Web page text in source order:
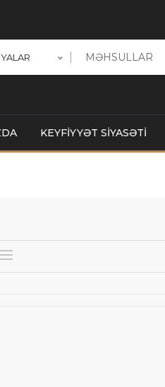
KEYFİYYƏT SİYASƏTİ